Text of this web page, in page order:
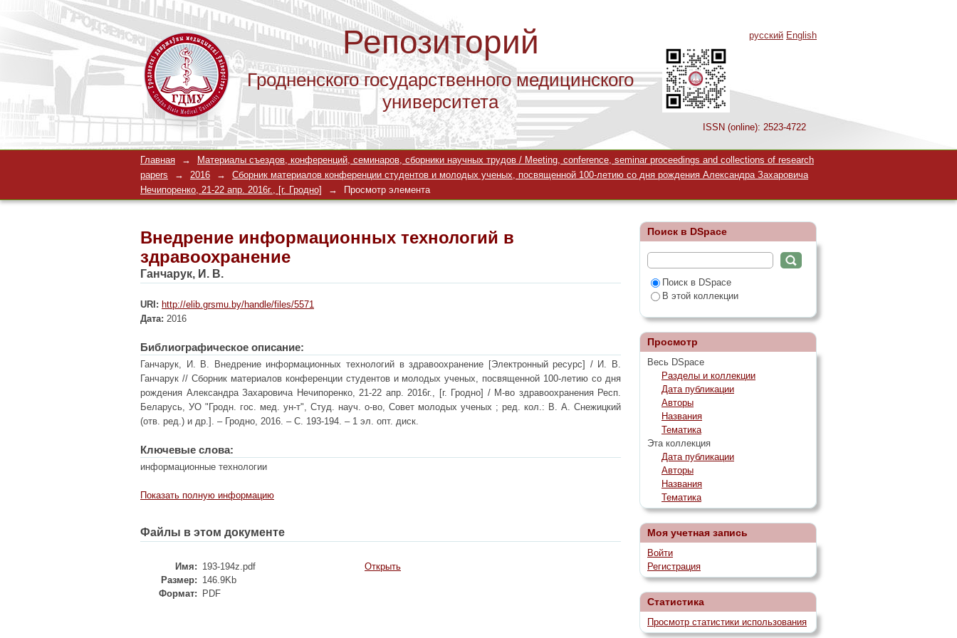
Репозиторий
Гродненского государственного медицинского
университета
ISSN (online): 2523-4722
Внедрение информационных технологий в здравоохранение
русский English
Главная →
Материалы съездов, конференций, семинаров, сборники научных трудов / Meeting, conference, seminar proceedings and collections of research
papers
→ 2016 →
Сборник материалов конференции студентов и молодых ученых, посвященной 100-летию со дня рождения Александра Захаровича
Нечипоренко, 21-22 апр. 2016г., [г. Гродно]
→ Просмотр элемента
Внедрение информационных технологий в
здравоохранение
Ганчарук, И. В.
URI: http://elib.grsmu.by/handle/files/5571
Дата: 2016
Библиографическое описание:
Ганчарук, И. В. Внедрение информационных технологий в здравоохранение [Электронный ресурс] / И. В.
Ганчарук // Сборник материалов конференции студентов и молодых ученых, посвященной 100-летию со дня
рождения Александра Захаровича Нечипоренко, 21-22 апр. 2016г., [г. Гродно] / М-во здравоохранения Респ.
Беларусь, УО "Гродн. гос. мед. ун-т", Студ. науч. о-во, Совет молодых ученых ; ред. кол.: В. А. Снежицкий
(отв. ред.) и др.]. – Гродно, 2016. – С. 193-194. – 1 эл. опт. диск.
Ключевые слова:
информационные технологии
Показать полную информацию
Файлы в этом документе
Имя: 193-194z.pdf
Размер: 146.9Kb
Формат:
PDF
Открыть
Поиск в DSpace
Поиск в DSpace
В этой коллекции
Просмотр
Весь DSpace
Разделы и коллекции
Дата публикации
Авторы
Названия
Тематика
Эта коллекция
Дата публикации
Авторы
Названия
Тематика
Моя учетная запись
Войти
Регистрация
Статистика
Просмотр статистики использования